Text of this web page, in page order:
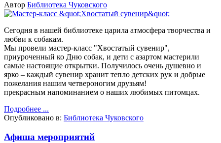
Автор Библиотека Чуковского
Сегодня в нашей библиотеке царила атмосфера творчества и
любви к собакам.
Мы провели мастер-класс "Хвостатый сувенир",
приуроченный ко Дню собак, и дети с азартом мастерили
самые настоящие открытки. Получилось очень душевно и
ярко – каждый сувенир хранит тепло детских рук и добрые
пожелания нашим четвероногим друзьям!
прекрасным напоминанием о наших любимых питомцах.
Подробнее ...
Опубликовано в: Библиотека Чуковского
Афиша мероприятий